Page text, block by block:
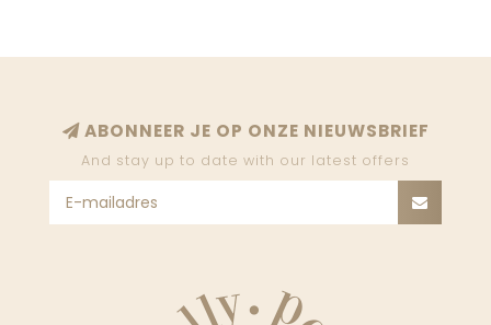
ABONNEER JE OP ONZE NIEUWSBRIEF
And stay up to date with our latest offers